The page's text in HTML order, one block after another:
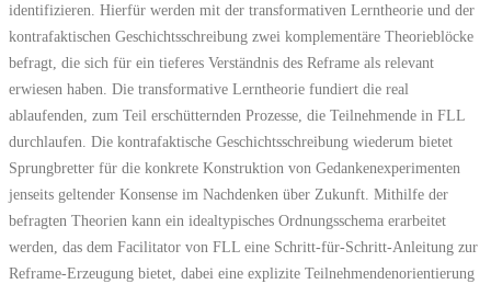
identifizieren. Hierfür werden mit der transformativen Lerntheorie und der
kontrafaktischen Geschichtsschreibung zwei komplementäre Theorieblöcke
befragt, die sich für ein tieferes Verständnis des Reframe als relevant
erwiesen haben. Die transformative Lerntheorie fundiert die real
ablaufenden, zum Teil erschütternden Prozesse, die Teilnehmende in FLL
durchlaufen. Die kontrafaktische Geschichtsschreibung wiederum bietet
Sprungbretter für die konkrete Konstruktion von Gedankenexperimenten
jenseits geltender Konsense im Nachdenken über Zukunft. Mithilfe der
befragten Theorien kann ein idealtypisches Ordnungsschema erarbeitet
werden, das dem Facilitator von FLL eine Schritt-für-Schritt-Anleitung zur
Reframe-Erzeugung bietet, dabei eine explizite Teilnehmendenorientierung